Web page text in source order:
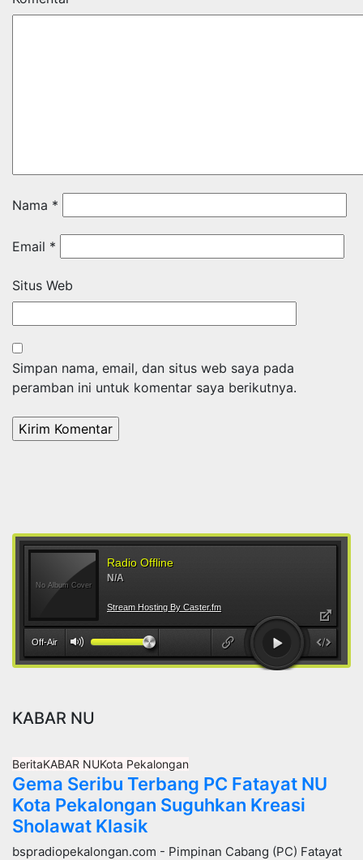
Nama *
Email *
Situs Web
Simpan nama, email, dan situs web saya pada
peramban ini untuk komentar saya berikutnya.
KABAR NU
BeritaKABAR NUKota Pekalongan
Gema Seribu Terbang PC Fatayat NU
Kota Pekalongan Suguhkan Kreasi
Sholawat Klasik
bspradiopekalongan.com - Pimpinan Cabang (PC) Fatayat